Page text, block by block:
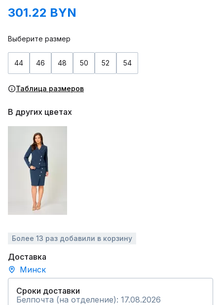
301.22 BYN
Выберите размер
44 46 48 50 52 54
Таблица размеров
В других цветах
Более 13 раз добавили в корзину
Доставка
Минск
Сроки доставки
Белпочта (на отделение): 17.08.2026